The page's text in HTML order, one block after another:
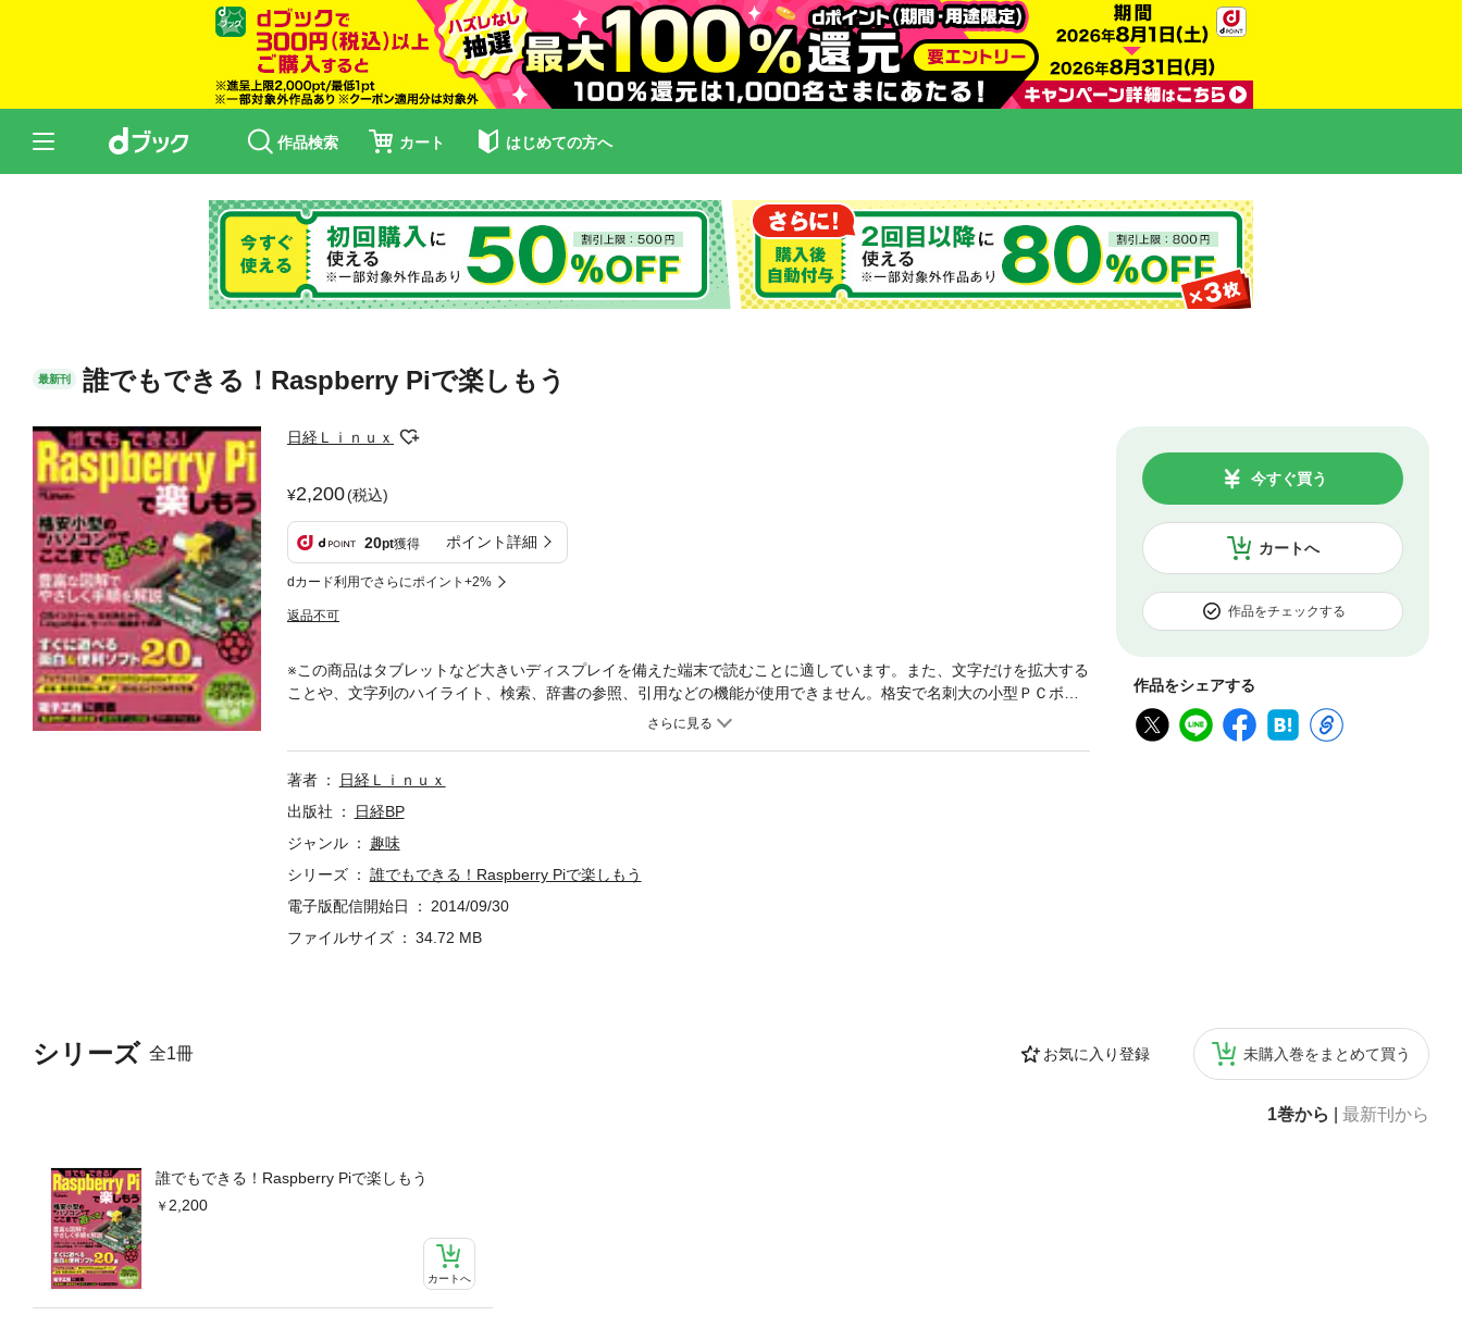
作品検索 カート はじめての方へ
最新刊 誰でもできる！Raspberry Piで楽しもう
日経Ｌｉｎｕｘ
2,200(税込)
20pt獲得 ポイント詳細
dカード利用でさらにポイント+2%
返品不可
カートへ
今すぐ買う
作品をチェックする
作品をシェアする
シリーズ 全1冊 お気に入り登録 未購入巻をまとめて買う
1巻から 最新刊から
誰でもできる！Raspberry Piで楽しもう
2,200
カートへ
※この商品はタブレットなど大きいディスプレイを備えた端末で読むことに適しています。また、文字だけを拡大する
ことや、文字列のハイライト、検索、辞書の参照、引用などの機能が使用できません。格安で名刺大の小型ＰＣボー
ド「Raspberry Pi」。これを使えば、ＴＶにつないでネット動画を好きなだけ見たり、音楽や動画を自宅内で共有し
くれます。このほか、２０種類を超えるさまざまな活用方法を紹介。温度センサーやＬＣＤをつなぐ電子工作までや
さしく手ほどきします。
著者
日経Ｌｉｎｕｘ
出版社
日経BP
ジャンル
趣味
シリーズ
誰でもできる！Raspberry Piで楽しもう
電子版配信開始日
2014/09/30
ファイルサイズ
34.72 MB